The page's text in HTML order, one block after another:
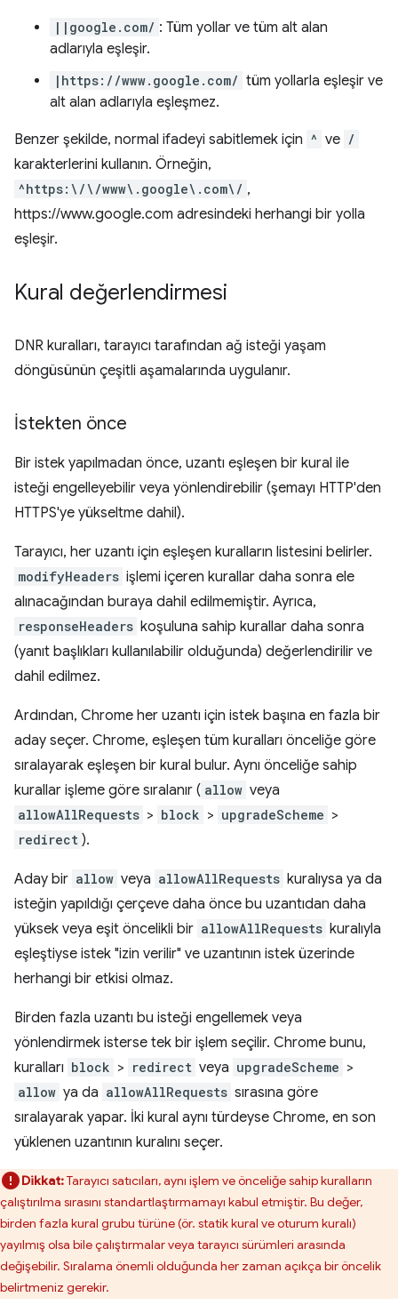
||google.com/ : Tüm yollar ve tüm alt alan
adlarıyla eşleşir.
|https://www.google.com/ tüm yollarla eşleşir ve
alt alan adlarıyla eşleşmez.
Benzer şekilde, normal ifadeyi sabitlemek için ^ ve /
karakterlerini kullanın. Örneğin,
^https:\/\/www\.google\.com\/ ,
https://www.google.com adresindeki herhangi bir yolla
eşleşir.
Kural değerlendirmesi
DNR kuralları, tarayıcı tarafından ağ isteği yaşam
döngüsünün çeşitli aşamalarında uygulanır.
İstekten önce
Bir istek yapılmadan önce, uzantı eşleşen bir kural ile
isteği engelleyebilir veya yönlendirebilir (şemayı HTTP'den
HTTPS'ye yükseltme dahil).
Tarayıcı, her uzantı için eşleşen kuralların listesini belirler.
modifyHeaders işlemi içeren kurallar daha sonra ele
alınacağından buraya dahil edilmemiştir. Ayrıca,
responseHeaders koşuluna sahip kurallar daha sonra
(yanıt başlıkları kullanılabilir olduğunda) değerlendirilir ve
dahil edilmez.
Ardından, Chrome her uzantı için istek başına en fazla bir
aday seçer. Chrome, eşleşen tüm kuralları önceliğe göre
sıralayarak eşleşen bir kural bulur. Aynı önceliğe sahip
kurallar işleme göre sıralanır ( allow veya
allowAllRequests > block > upgradeScheme >
redirect ).
Aday bir allow veya allowAllRequests kuralıysa ya da
isteğin yapıldığı çerçeve daha önce bu uzantıdan daha
yüksek veya eşit öncelikli bir allowAllRequests kuralıyla
eşleştiyse istek "izin verilir" ve uzantının istek üzerinde
herhangi bir etkisi olmaz.
Birden fazla uzantı bu isteği engellemek veya
yönlendirmek isterse tek bir işlem seçilir. Chrome bunu,
kuralları block > redirect veya upgradeScheme >
allow ya da allowAllRequests sırasına göre
sıralayarak yapar. İki kural aynı türdeyse Chrome, en son
yüklenen uzantının kuralını seçer.
Dikkat:Tarayıcı satıcıları, aynı işlem ve önceliğe sahip kuralların
çalıştırılma sırasını standartlaştırmamayı kabul etmiştir. Bu değer,
birden fazla kural grubu türüne (ör. statik kural ve oturum kuralı)
yayılmış olsa bile çalıştırmalar veya tarayıcı sürümleri arasında
değişebilir. Sıralama önemli olduğunda her zaman açıkça bir öncelik
belirtmeniz gerekir.